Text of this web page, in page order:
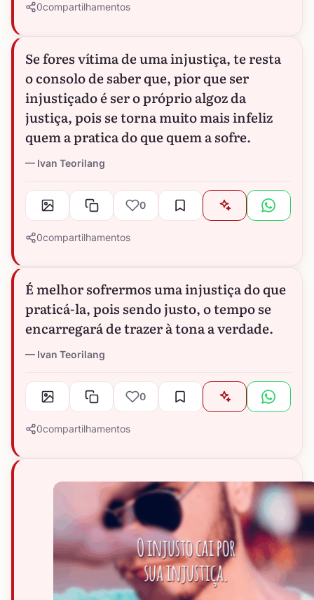
0compartilhamentos
Se fores vítima de uma injustiça, te resta
o consolo de saber que, pior que ser
injustiçado é ser o próprio algoz da
justiça, pois se torna muito mais infeliz
quem a pratica do que quem a sofre.
Ivan Teorilang
0
0compartilhamentos
É melhor sofrermos uma injustiça do que
praticá-la, pois sendo justo, o tempo se
encarregará de trazer à tona a verdade.
Ivan Teorilang
0
0compartilhamentos